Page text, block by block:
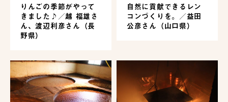
りんごの季節がやって
きました♪／越 福雄さ
ん、渡辺利彦さん（長
野県）
自然に貢献できるレン
コンづくりを。／益田
公彦さん（山口県）